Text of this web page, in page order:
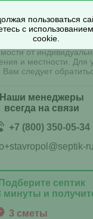
Наши менеджеры
всегда на связи
+7 (800) 350-05-34
Подберите септик
минуты и
3 сметы
на
всеми
на объекте,
от
и местности. Для
Вам следует
пользоваться
с
cookie.